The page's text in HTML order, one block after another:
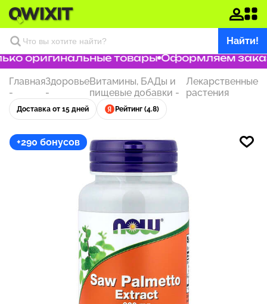
Найти!
оригинальные товары Оформляем заказ
Главная
-
Здоровье
-
Витамины, БАДы и
пищевые добавки -
Лекарственные
растения
Доставка от 15 дней Рейтинг (4.8)
+290 бонусов